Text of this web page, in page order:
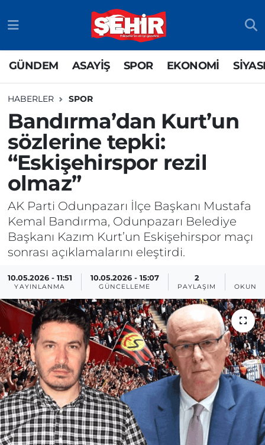
GÜNDEM ASAYİŞ SPOR EKONOMİ
HABERLER SPOR
Bandırma’dan Kurt’un
sözlerine tepki:
“Eskişehirspor rezil
olmaz”
AK Parti Odunpazarı İlçe Başkanı Mustafa
Kemal Bandırma, Odunpazarı Belediye
Başkanı Kazım Kurt’un Eskişehirspor maçı
sonrası açıklamalarını eleştirdi.
10.05.2026 - 11:51
YAYINLANMA
10.05.2026 - 15:07
GÜNCELLEME
2
PAYLAŞIM
SPOR
EKONOMİ
SİYASET
SİYASET
SPOR
EKONOMİ
SAĞLIK
TEKNOLOJİ
BÖLGE
YAŞAM
DÜNYA
GENEL
GÜNCEL
RESMİ İLAN
Odunpazarı Nöbetçi Eczaneler
Odunpazarı Hava Durumu
Odunpazarı Trafik Yoğunluk Haritası
TFF 3.Lig 4.Grup Puan Durumu ve Fikstür
Tüm Manşetler
Haber Arşivi